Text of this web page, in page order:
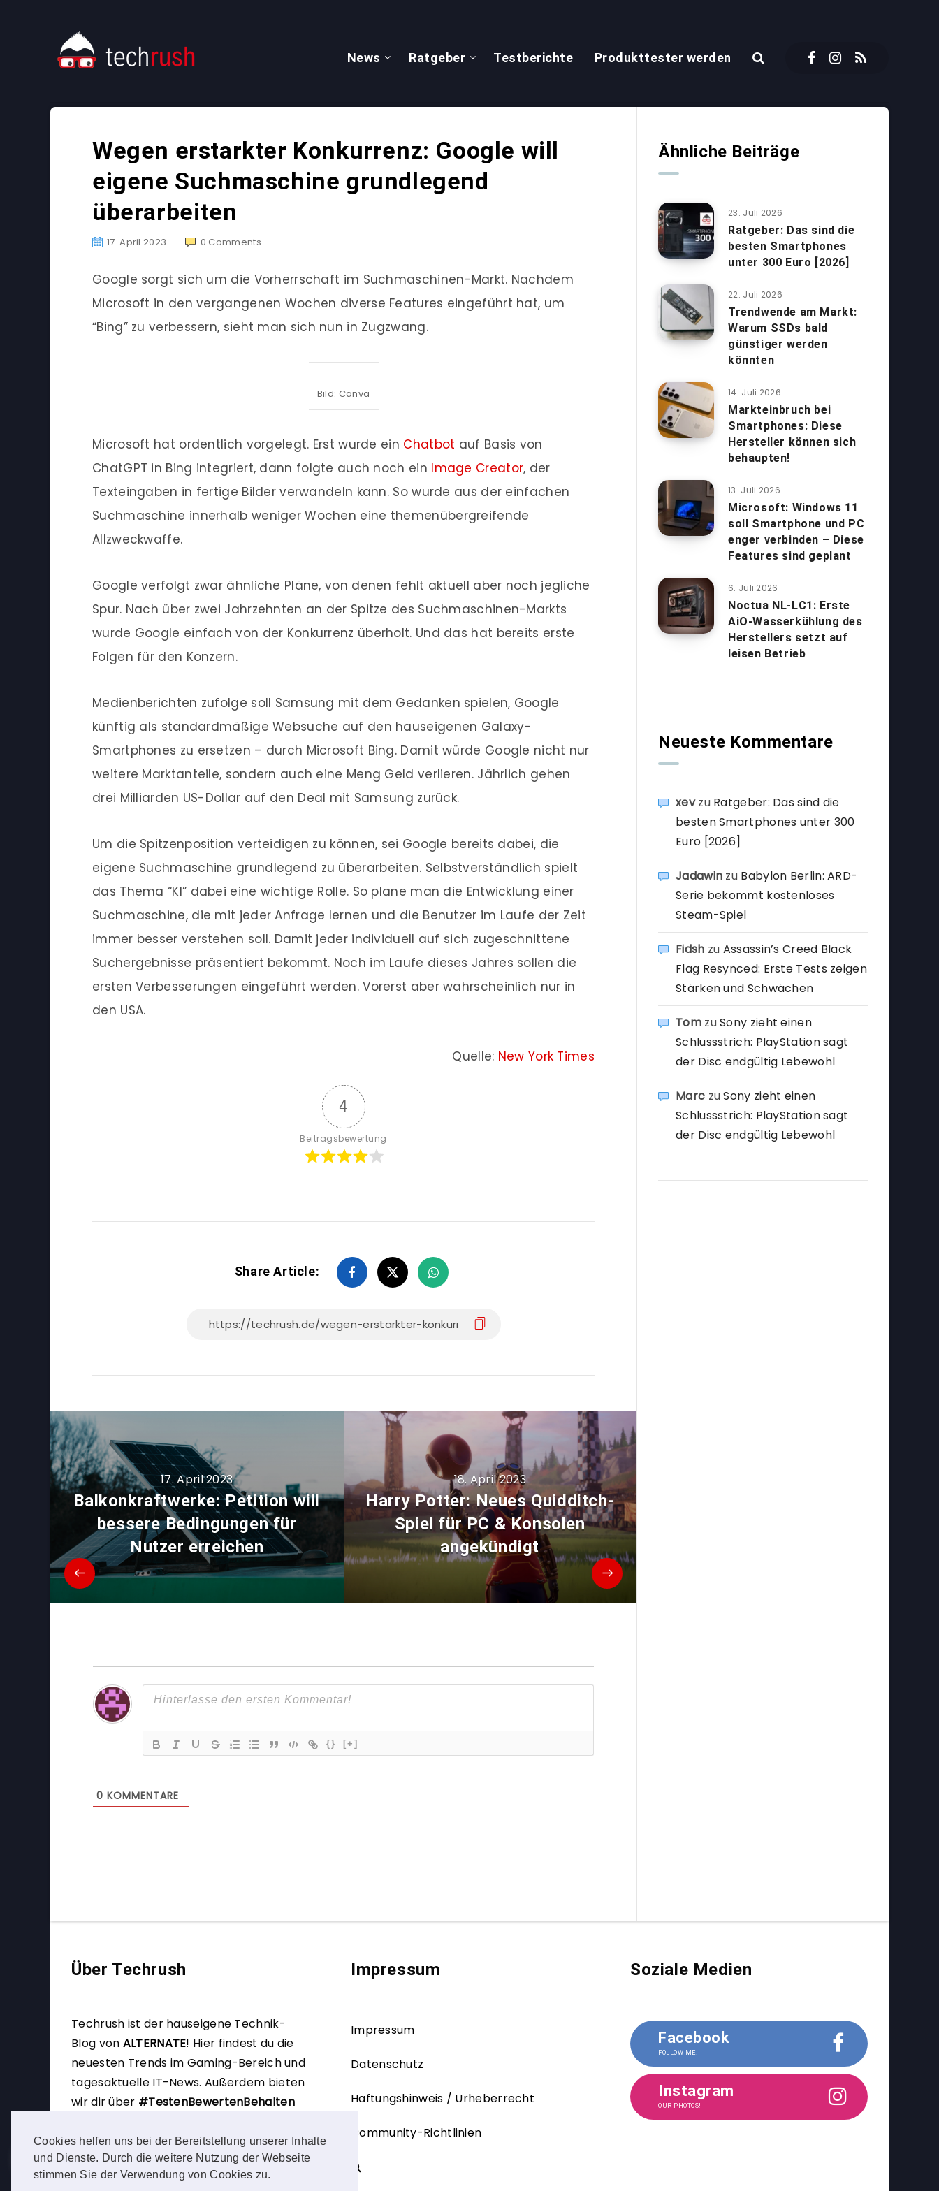
Cookies helfen uns bei der Bereitstellung unserer Inhalte
und Dienste. Durch die weitere Nutzung der Webseite
stimmen Sie der Verwendung von Cookies zu.
News Ratgeber Testberichte Produkttester werden
Wegen erstarkter Konkurrenz: Google will
eigene Suchmaschine grundlegend
überarbeiten
17. April 2023 0 Comments
Google sorgt sich um die Vorherrschaft im Suchmaschinen-Markt. Nachdem
Microsoft in den vergangenen Wochen diverse Features eingeführt hat, um
“Bing” zu verbessern, sieht man sich nun in Zugzwang.
Bild: Canva
Microsoft hat ordentlich vorgelegt. Erst wurde ein Chatbot auf Basis von
ChatGPT in Bing integriert, dann folgte auch noch ein Image Creator, der
Texteingaben in fertige Bilder verwandeln kann. So wurde aus der einfachen
Suchmaschine innerhalb weniger Wochen eine themenübergreifende
Allzweckwaffe.
Google verfolgt zwar ähnliche Pläne, von denen fehlt aktuell aber noch jegliche
Spur. Nach über zwei Jahrzehnten an der Spitze des Suchmaschinen-Markts
wurde Google einfach von der Konkurrenz überholt. Und das hat bereits erste
Folgen für den Konzern.
Medienberichten zufolge soll Samsung mit dem Gedanken spielen, Google
künftig als standardmäßige Websuche auf den hauseigenen Galaxy-
Smartphones zu ersetzen – durch Microsoft Bing. Damit würde Google nicht nur
weitere Marktanteile, sondern auch eine Meng Geld verlieren. Jährlich gehen
drei Milliarden US-Dollar auf den Deal mit Samsung zurück.
Um die Spitzenposition verteidigen zu können, sei Google bereits dabei, die
eigene Suchmaschine grundlegend zu überarbeiten. Selbstverständlich spielt
das Thema “KI” dabei eine wichtige Rolle. So plane man die Entwicklung einer
Suchmaschine, die mit jeder Anfrage lernen und die Benutzer im Laufe der Zeit
immer besser verstehen soll. Damit jeder individuell auf sich zugeschnittene
Suchergebnisse präsentiert bekommt. Noch im Laufe dieses Jahres sollen die
ersten Verbesserungen eingeführt werden. Vorerst aber wahrscheinlich nur in
den USA.
Quelle: New York Times
4
Beitragsbewertung
Share Article:
17. April 2023
Balkonkraftwerke: Petition will
bessere Bedingungen für
Nutzer erreichen
18. April 2023
Harry Potter: Neues Quidditch-
Spiel für PC & Konsolen
angekündigt
{} [+]
0 KOMMENTARE
Ähnliche Beiträge
23. Juli 2026
Ratgeber: Das sind die
besten Smartphones
unter 300 Euro [2026]
22. Juli 2026
Trendwende am Markt:
Warum SSDs bald
günstiger werden
könnten
14. Juli 2026
Markteinbruch bei
Smartphones: Diese
Hersteller können sich
behaupten!
13. Juli 2026
Microsoft: Windows 11
soll Smartphone und PC
enger verbinden – Diese
Features sind geplant
6. Juli 2026
Noctua NL-LC1: Erste
AiO-Wasserkühlung des
Herstellers setzt auf
leisen Betrieb
Neueste Kommentare
xevzu Ratgeber: Das sind die
besten Smartphones unter 300
Euro [2026]
Jadawin zu Babylon Berlin: ARD-
Serie bekommt kostenloses
Steam-Spiel
Fidsh zu Assassin’s Creed Black
Flag Resynced: Erste Tests zeigen
Stärken und Schwächen
TomzuSony zieht einen
Schlussstrich: PlayStation sagt
der Disc endgültig Lebewohl
Marc zuSony zieht einen
Schlussstrich: PlayStation sagt
der Disc endgültig Lebewohl
Über Techrush
Techrush ist der hauseigene Technik-
Blog von ALTERNATE! Hier findest du die
neuesten Trends im Gaming-Bereich und
tagesaktuelle IT-News. Außerdem bieten
wir dir über #TestenBewertenBehalten
werden.
Impressum
Impressum
Datenschutz
Haftungshinweis / Urheberrecht
Community-Richtlinien
Soziale Medien
Facebook
FOLLOW ME!
Instagram
OUR PHOTOS!